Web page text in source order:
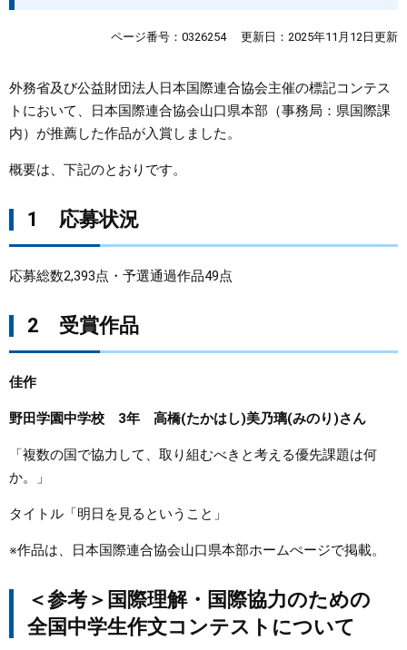
教育・文化・スポーツ
しごと・産業・観光
まちづくり
県政情報
ページ番号：0326254 更新日：2025年11月12日更新
外務省及び公益財団法人日本国際連合協会主催の標記コンテス
トにおいて、日本国際連合協会山口県本部（事務局：県国際課
内）が推薦した作品が入賞しました。
概要は、下記のとおりです。
1 応募状況
応募総数2,393点・予選通過作品49点
2 受賞作品
佳作
野田学園中学校 3年 高橋(たかはし)美乃璃(みのり)さん
「複数の国で協力して、取り組むべきと考える優先課題は何
か。」
タイトル「明日を見るということ」
※作品は、日本国際連合協会山口県本部ホームぺージで掲載。
＜参考＞国際理解・国際協力のための
全国中学生作文コンテストについて